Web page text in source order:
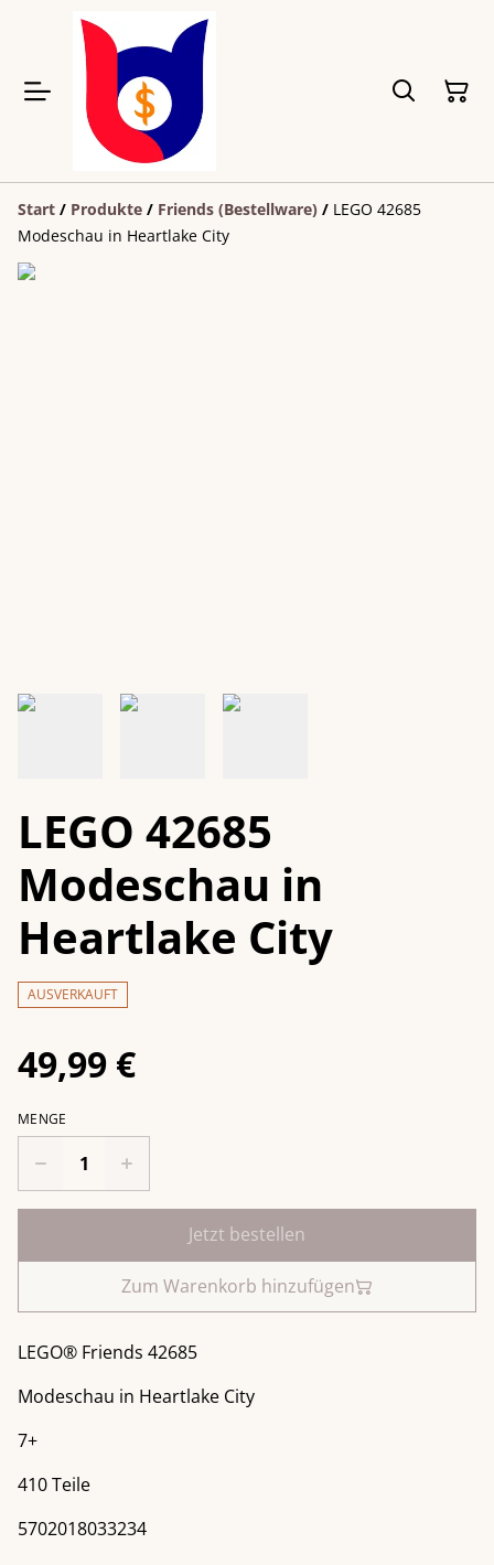
Start / Produkte / Friends (Bestellware) / LEGO 42685
Modeschau in Heartlake City
LEGO 42685
Modeschau in
Heartlake City
AUSVERKAUFT
49,99 €
MENGE
Jetzt bestellen
Zum Warenkorb hinzufügen
LEGO® Friends 42685
Modeschau in Heartlake City
7+
410 Teile
5702018033234